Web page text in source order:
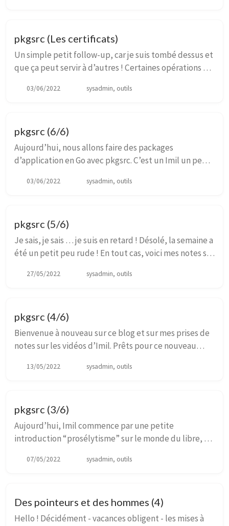
pkgsrc (Les certificats)
Un simple petit follow-up, car je suis tombé dessus et
que ça peut servir à d’autres ! Certaines opérations de
plaigne sur les signataires des...
03/06/2022 sysadmin, outils
pkgsrc (6/6)
Aujourd’hui, nous allons faire des packages
d’application en Go avec pkgsrc. C’est un Imil un peu
03/06/2022 sysadmin, outils
pkgsrc (5/6)
Je sais, je sais … je suis en retard ! Désolé, la semaine a
été un petit peu rude ! En tout cas, voici mes notes sur
le portage sous NetBSD d...
27/05/2022 sysadmin, outils
pkgsrc (4/6)
Bienvenue à nouveau sur ce blog et sur mes prises de
notes sur les vidéos d’Imil. Prêts pour ce nouveau
précédents, nous allons maintenant nou...
13/05/2022 sysadmin, outils
pkgsrc (3/6)
Aujourd’hui, Imil commence par une petite
introduction “prosélytisme” sur le monde du libre, et
C’est beau, c’est de la poésie pure … Et si vous n...
07/05/2022 sysadmin, outils
Des pointeurs et des hommes (4)
Hello ! Décidément - vacances obligent - les mises à